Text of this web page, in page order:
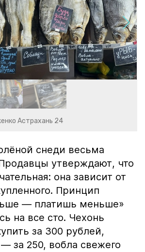
Астрахань 24
снеди весьма
утверждают, что
она зависит от
Принцип
— платишь меньше»
на все сто. Чехонь
за 300 рублей,
за 250, вобла свежего